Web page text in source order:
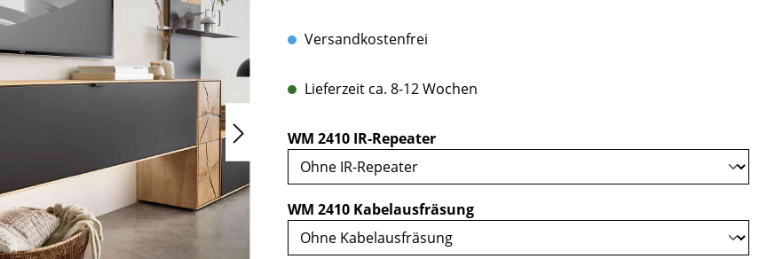
Versandkostenfrei
Lieferzeit ca. 8-12 Wochen
WM 2410 IR-Repeaterauswählen
WM 2410 Kabelausfräsungauswählen